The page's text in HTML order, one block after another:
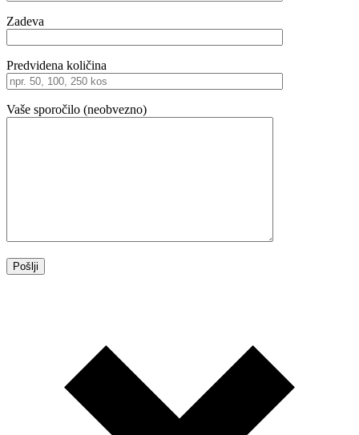
Zadeva
Predvidena količina
Vaše sporočilo (neobvezno)